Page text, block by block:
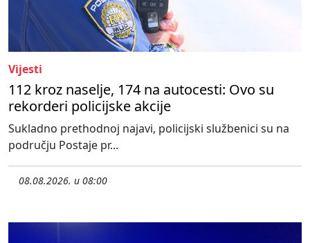
Vijesti
112 kroz naselje, 174 na autocesti: Ovo su
rekorderi policijske akcije
Sukladno prethodnoj najavi, policijski službenici su na
području Postaje pr...
08.08.2026. u 08:00